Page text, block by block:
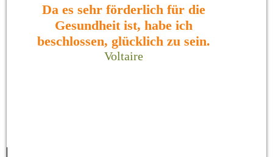
Da es sehr förderlich für die
Gesundheit ist, habe ich
beschlossen, glücklich zu sein.
Voltaire